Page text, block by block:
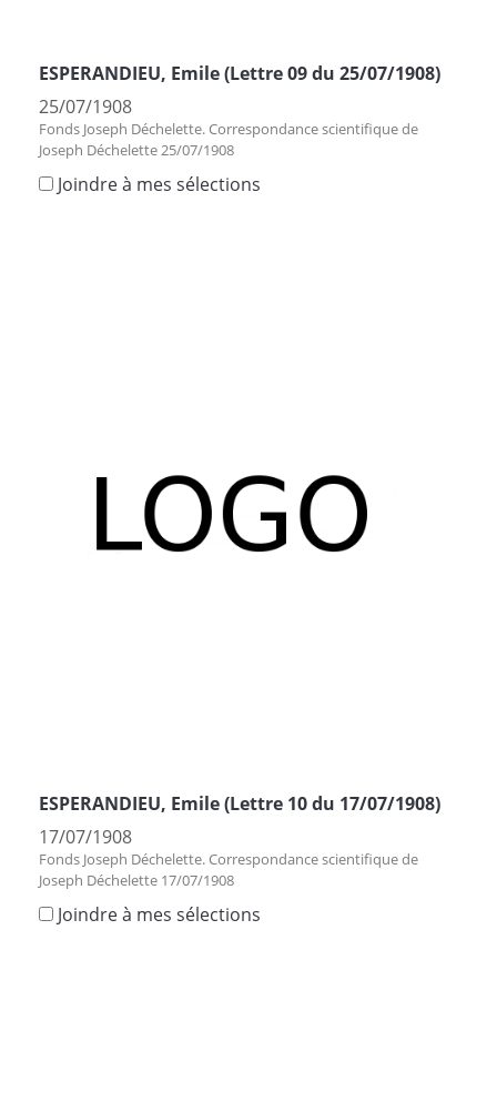
ESPERANDIEU, Emile (Lettre 09 du 25/07/1908)
25/07/1908
Fonds Joseph Déchelette. Correspondance scientifique de
Joseph Déchelette 25/07/1908
Joindre à mes sélections
ESPERANDIEU, Emile (Lettre 10 du 17/07/1908)
17/07/1908
Fonds Joseph Déchelette. Correspondance scientifique de
Joseph Déchelette 17/07/1908
Joindre à mes sélections